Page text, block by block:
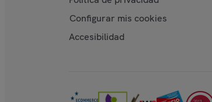
Configurar mis cookies
Accesibilidad